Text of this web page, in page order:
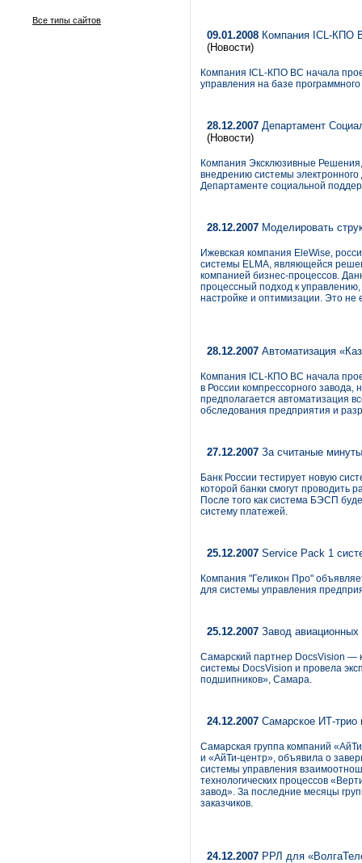
Все типы сайтов
09.01.2008 Компания ICL-КПО
(Новости)
Компания ICL-КПО ВС начала
управления на базе
28.12.2007 Департамент
(Новости)
Компания Эксклюзивные
внедрению системы
Департаменте социальной
28.12.2007 Моделировать
Ижевская компания EleWise,
системы ELMA, являющейся
компанией бизнес-процессов.
процессный подход к
настройке и оптимизации. Это не
28.12.2007 Автоматизация
Компания ICL-КПО ВС начала
в России компрессорного завода,
предполагается автоматизация
обследования предприятия и
27.12.2007 За считаные
Банк России тестирует новую
которой банки смогут проводить
После того как система БЭСП
систему платежей.
25.12.2007 Service Pack 1
Компания "Геликон Про"
для системы управления
25.12.2007 Завод авиационных
Самарский партнер DocsVision —
системы DocsVision и провела
подшипников», Самара.
24.12.2007 Самарское ИТ-трио
Самарская группа компаний
и «АйТи-центр», объявила о
системы управления
технологических процессов
завод». За последние месяцы
заказчиков.
24.12.2007 РРЛ для